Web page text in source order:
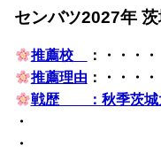
センバツ2027年
推薦校
：・・・
推薦理由 ：・・・
戦歴 ：秋季茨城
・
・